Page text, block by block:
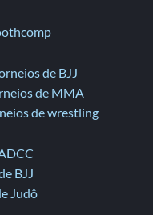
de BJJ
de MMA
de wrestling
BJJ
Judô